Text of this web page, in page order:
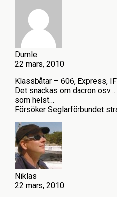
Dumle
22 mars, 2010
Klassbåtar – 606, Express,
Det snackas om dacron
som helst…
Försöker Seglarförbundet
Niklas
22 mars, 2010